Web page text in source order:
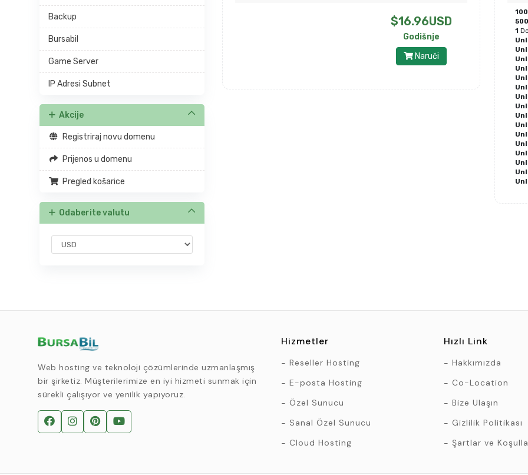
Backup
Bursabil
Game Server
IP Adresi Subnet
Akcije
Registriraj novu domenu
Prijenos u domenu
Pregled košarice
Odaberite valutu
$16.96USD
Godišnje
Naruči
1
Web hosting ve teknoloji çözümlerinde uzmanlaşmış
bir şirketiz. Müşterilerimize en iyi hizmeti sunmak için
sürekli çalışıyor ve yenilik yapıyoruz.
Hizmetler
Reseller Hosting
E-posta Hosting
Özel Sunucu
Sanal Özel Sunucu
Cloud Hosting
Hızlı Link
Hakkımızda
Co-Location
Bize Ulaşın
Gizlilik Politikası
Şartlar ve